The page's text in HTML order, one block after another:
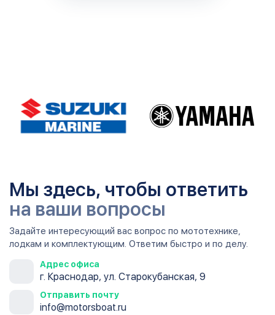
Мы здесь, чтобы ответить
на ваши вопросы
Задайте интересующий вас вопрос по мототехнике,
лодкам и комплектующим. Ответим быстро и по делу.
Адрес офиса
г. Краснодар, ул. Старокубанская, 9
Отправить почту
info@motorsboat.ru